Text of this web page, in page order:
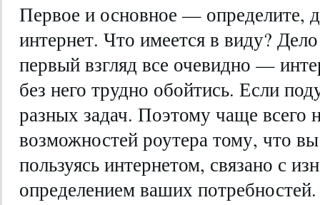
Первое и основное — определите,
интернет. Что имеется в виду?
первый взгляд все очевидно —
без него трудно обойтись. Если
разных задач. Поэтому чаще всего
возможностей роутера тому, что
пользуясь интернетом, связано с
определением ваших потребностей.